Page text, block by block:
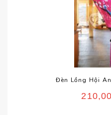
Đèn Lồng Hội